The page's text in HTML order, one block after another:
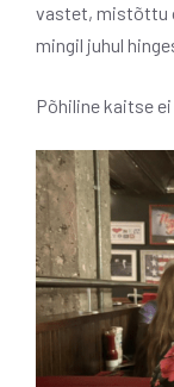
vastet, mistõttu
mingil juhul
Põhiline kaitse